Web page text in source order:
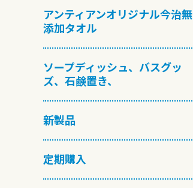
アンティアンオリジナル今治無
添加タオル
ソープディッシュ、バスグッ
ズ、石鹸置き、
新製品
定期購入